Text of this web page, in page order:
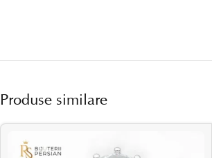
Produse similare